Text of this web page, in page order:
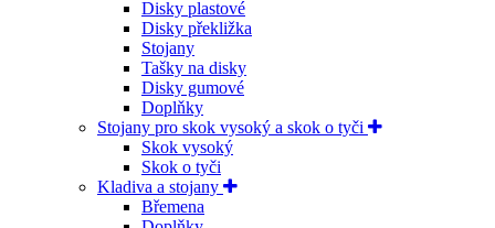
Disky plastové
Disky překližka
Stojany
Tašky na disky
Disky gumové
Doplňky
Stojany pro skok vysoký a skok o tyči
Skok vysoký
Skok o tyči
Kladiva a stojany
Břemena